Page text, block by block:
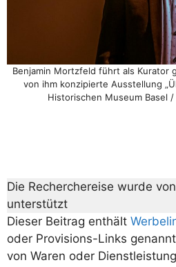
Benjamin Mortzfeld führt als Kurator
von ihm konzipierte Ausstellung
Historischen Museum Basel
Die Recherchereise wurde
unterstützt
Dieser Beitrag enthält
oder Provisions-Links
von Waren oder